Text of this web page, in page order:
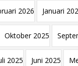
2026 Januari
Oktober 2025
2025 Juni 2025